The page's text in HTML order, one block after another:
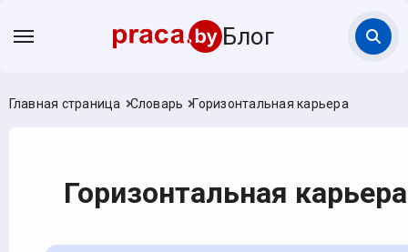
Блог
Главная страница Словарь Горизонтальная карьера
Горизонтальная карьера